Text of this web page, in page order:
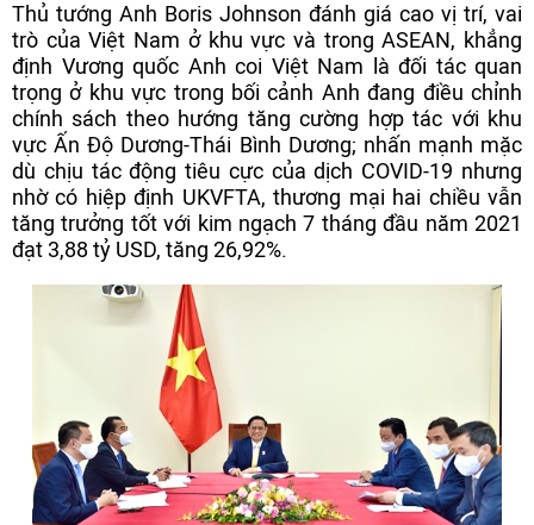
Thủ tướng Anh Boris Johnson đánh giá cao vị trí, vai
trò của Việt Nam ở khu vực và trong ASEAN, khẳng
định Vương quốc Anh coi Việt Nam là đối tác quan
trọng ở khu vực trong bối cảnh Anh đang điều chỉnh
chính sách theo hướng tăng cường hợp tác với khu
vực Ấn Độ Dương-Thái Bình Dương; nhấn mạnh mặc
dù chịu tác động tiêu cực của dịch COVID-19 nhưng
nhờ có hiệp định UKVFTA, thương mại hai chiều vẫn
tăng trưởng tốt với kim ngạch 7 tháng đầu năm 2021
đạt 3,88 tỷ USD, tăng 26,92%.